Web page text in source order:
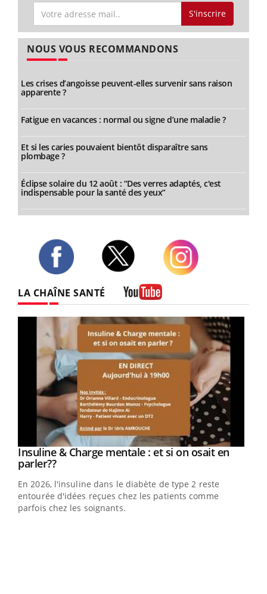
S'inscrire
NOUS VOUS RECOMMANDONS
Les crises d’angoisse peuvent-elles survenir sans raison
apparente ?
Fatigue en vacances : normal ou signe d’une maladie ?
Et si les caries pouvaient bientôt disparaître sans
plombage ?
Éclipse solaire du 12 août : “Des verres adaptés, c'est
indispensable pour la santé des yeux”
LA CHAÎNE SANTÉ
Youtube
Insuline & Charge mentale : et si on osait en
parler??Youtube
En 2026, l'insuline dans le diabète de type 2 reste
entourée d'idées reçues chez les patients comme
parfois chez les soignants.